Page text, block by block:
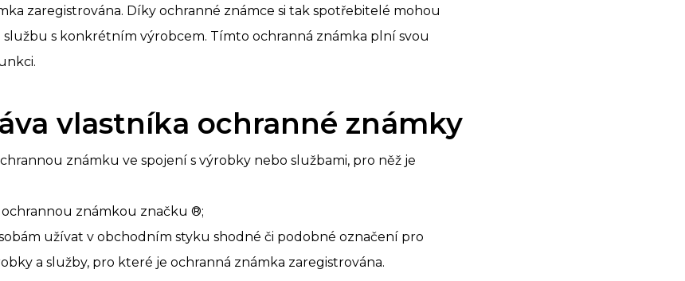
zaregistrována. Díky ochranné známce si tak spotřebitelé mohou
s konkrétním výrobcem. Tímto ochranná známka plní svou
vlastníka ochranné známky
známku ve spojení s výrobky nebo službami, pro něž je
známkou značku ®;
užívat v obchodním styku shodné či podobné označení pro
a služby, pro které je ochranná známka zaregistrována.